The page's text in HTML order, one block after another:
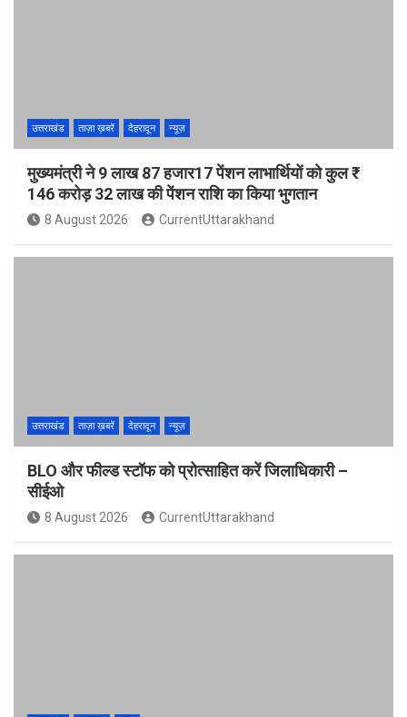
उत्तराखंड ताज़ा ख़बरें देहरादून न्यूज़
मुख्यमंत्री ने 9 लाख 87 हजार17 पेंशन लाभार्थियों को कुल ₹
146 करोड़ 32 लाख की पेंशन राशि का किया भुगतान
8 August 2026 CurrentUttarakhand
उत्तराखंड ताज़ा ख़बरें देहरादून न्यूज़
BLO और फील्ड स्टॉफ को प्रोत्साहित करें जिलाधिकारी –
सीईओ
8 August 2026 CurrentUttarakhand